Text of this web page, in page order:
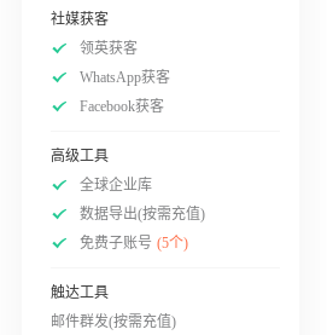
社媒获客
领英获客
WhatsApp获客
Facebook获客
高级工具
全球企业库
数据导出(按需充值)
免费子账号 (5个)
触达工具
邮件群发(按需充值)